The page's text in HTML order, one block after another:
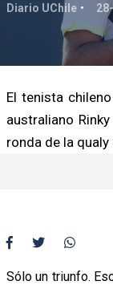
Diario UChile
El tenista
australiano
ronda de la
Sólo un triunfo.